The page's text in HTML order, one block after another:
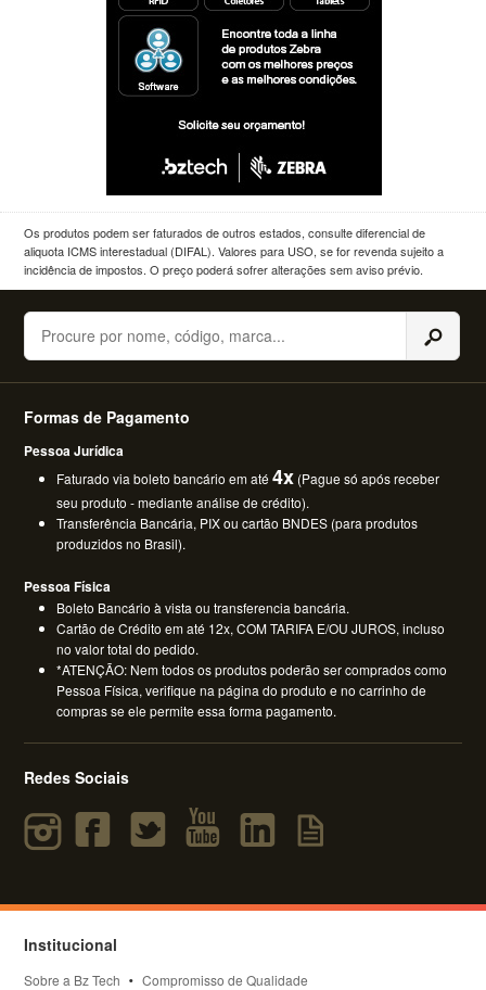
Os produtos podem ser faturados de outros estados, consulte diferencial de
aliquota ICMS interestadual (DIFAL). Valores para USO, se for revenda sujeito a
incidência de impostos. O preço poderá sofrer alterações sem aviso prévio.
Buscar
Formas de Pagamento
Pessoa Jurídica
Faturado via boleto bancário em até4x (Pague só após receber
seu produto - mediante análise de crédito).
Transferência Bancária, PIX ou cartão BNDES (para produtos
produzidos no Brasil).
Pessoa Física
Boleto Bancário à vista ou transferencia bancária.
Cartão de Crédito em até 12x, COM TARIFA E/OU JUROS, incluso
no valor total do pedido.
*ATENÇÃO: Nem todos os produtos poderão ser comprados como
Pessoa Física, verifique na página do produto e no carrinho de
compras se ele permite essa forma pagamento.
Redes Sociais
Institucional
Sobre a Bz Tech
Compromisso de Qualidade